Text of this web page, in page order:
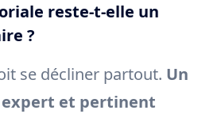
reste-t-elle un
?
se décliner partout. Un
et pertinent